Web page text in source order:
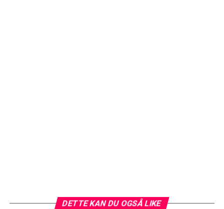
DETTE KAN DU OGSÅ LIKE